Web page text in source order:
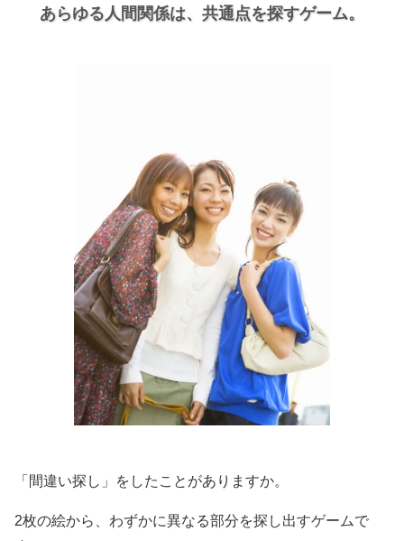
あらゆる人間関係は、 共通点を探すゲーム。
「間違い探し」をしたことがありますか。
2枚の絵から、わずかに異なる部分を探し出すゲームで